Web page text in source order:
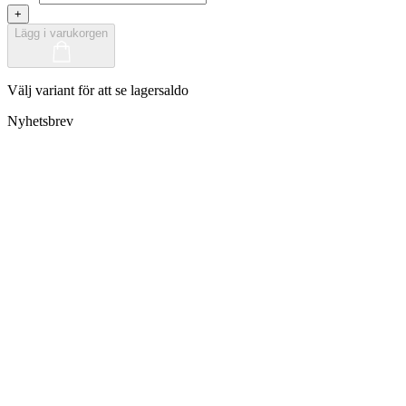
+
Lägg i varukorgen
Välj variant för att se lagersaldo
Nyhetsbrev